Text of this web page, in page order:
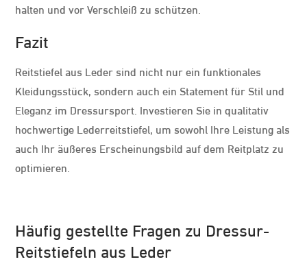
halten und vor Verschleiß zu schützen.
Fazit
Reitstiefel aus Leder sind nicht nur ein funktionales
Kleidungsstück, sondern auch ein Statement für Stil und
Eleganz im Dressursport. Investieren Sie in qualitativ
hochwertige Lederreitstiefel, um sowohl Ihre Leistung als
auch Ihr äußeres Erscheinungsbild auf dem Reitplatz zu
optimieren.
Häufig gestellte Fragen zu Dressur-
Reitstiefeln aus Leder